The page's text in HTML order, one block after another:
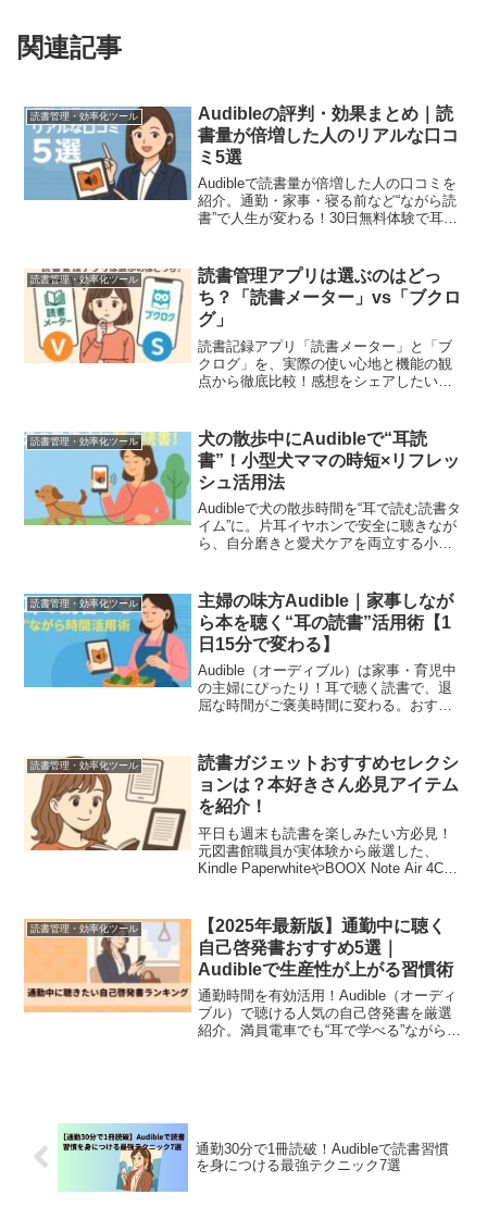
関連記事
読書管理・効率化ツール
Audibleの評判・効果まとめ｜読
書量が倍増した人のリアルな口コ
ミ5選
Audibleで読書量が倍増した人の口コミを
紹介。通勤・家事・寝る前など“ながら読
書”で人生が変わる！30日無料体験で耳か
読書管理・効率化ツール
読書管理アプリは選ぶのはどっ
ち？「読書メーター」vs「ブクロ
グ」
読書記録アプリ「読書メーター」と「ブ
クログ」を、実際の使い心地と機能の観
点から徹底比較！感想をシェアしたい人
も紹介。
読書管理・効率化ツール
犬の散歩中にAudibleで“耳読
書”！小型犬ママの時短×リフレッ
シュ活用法
Audibleで犬の散歩時間を“耳で読む読書タ
イム”に。片耳イヤホンで安全に聴きなが
ら、自分磨きと愛犬ケアを両立する小型
読書管理・効率化ツール
主婦の味方Audible｜家事しなが
ら本を聴く“耳の読書”活用術【1
日15分で変わる】
Audible（オーディブル）は家事・育児中
の主婦にぴったり！耳で聴く読書で、退
屈な時間がご褒美時間に変わる。おすす
読書管理・効率化ツール
読書ガジェットおすすめセレクシ
ョンは？本好きさん必見アイテム
を紹介！
平日も週末も読書を楽しみたい方必見！
元図書館職員が実体験から厳選した、
Kindle PaperwhiteやBOOX Note Air 4Cな
のヒントが詰まっています！
読書管理・効率化ツール
【2025年最新版】通勤中に聴く
自己啓発書おすすめ5選｜
Audibleで生産性が上がる習慣術
通勤時間を有効活用！Audible（オーディ
ブル）で聴ける人気の自己啓発書を厳選
紹介。満員電車でも“耳で学べる”ながら読
通勤30分で1冊読破！Audibleで読書習慣
を身につける最強テクニック7選